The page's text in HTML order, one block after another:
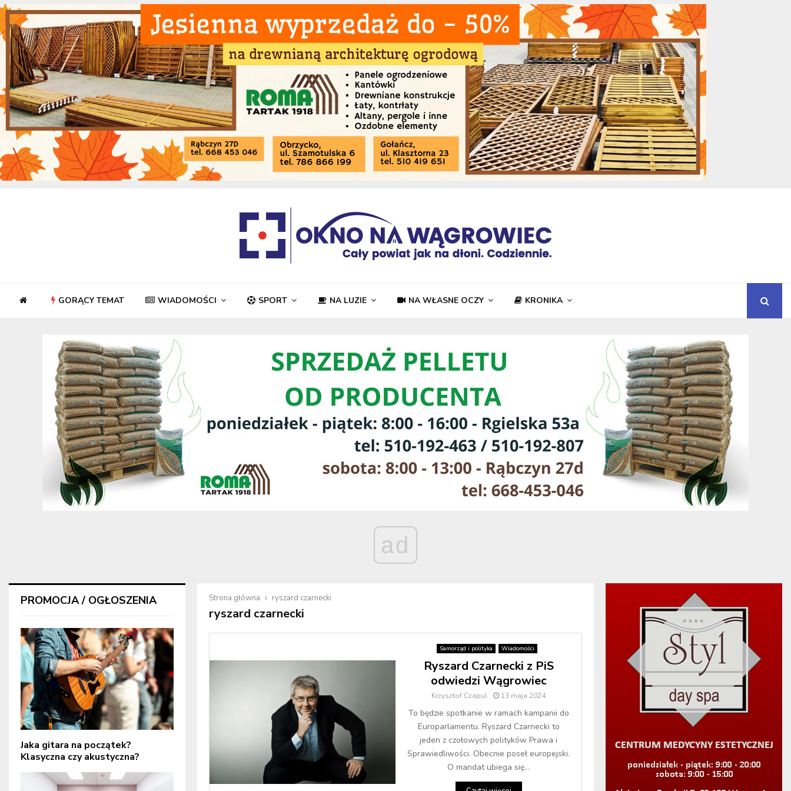
GORĄCY TEMAT WIADOMOŚCI SPORT NA LUZIE NA WŁASNE OCZY KRONIKA
ad
Strona główna ryszard czarnecki
ryszard czarnecki
Samorząd i polityka Wiadomości
Ryszard Czarnecki z PiS
odwiedzi Wągrowiec
Krzysztof Czapul 13 maja 2024
To będzie spotkanie w ramach kampanii do
Europarlamentu. Ryszard Czarnecki to
jeden z czołowych polityków Prawa i
Sprawiedliwości. Obecnie poseł europejski.
O mandat ubiega się...
PROMOCJA / OGŁOSZENIA
Jaka gitara na początek?
Klasyczna czy akustyczna?